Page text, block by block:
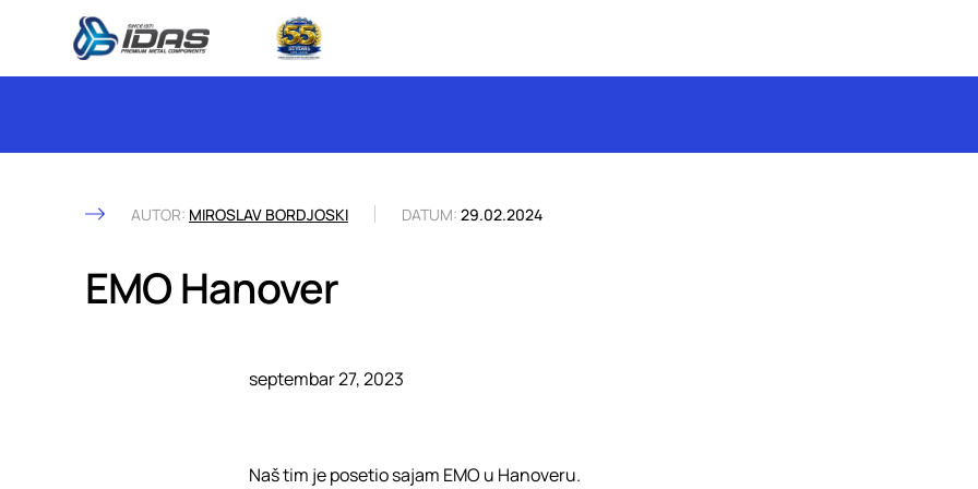
Skip to content
EMO Hanover
AUTOR: MIROSLAV BORDJOSKI DATUM: 29.02.2024
septembar 27, 2023
Naš tim je posetio sajam EMO u Hanoveru.